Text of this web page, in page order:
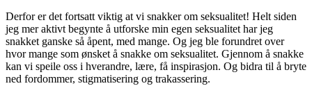
Derfor er det fortsatt viktig at vi snakker om seksualitet! Helt siden
jeg mer aktivt begynte å utforske min egen seksualitet har jeg
snakket ganske så åpent, med mange. Og jeg ble forundret over
hvor mange som ønsket å snakke om seksualitet. Gjennom å snakke
kan vi speile oss i hverandre, lære, få inspirasjon. Og bidra til å bryte
ned fordommer, stigmatisering og trakassering.